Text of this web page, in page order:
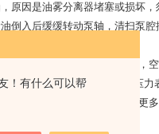
！有什么可以帮
原因是油雾分离器堵塞或损坏，
倒入后缓缓转动泵轴，清扫泵腔
头，重新加注新油品。
叶片，油过滤器，空气滤芯，
阀/阀片，视油镜，电子规、压力
，油过滤网，缸体，转子，更